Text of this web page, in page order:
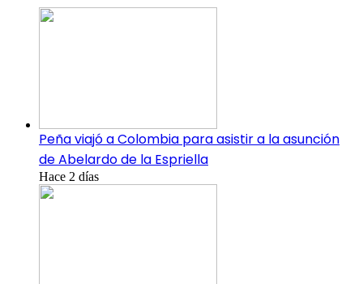
Peña viajó a Colombia para asistir a la asunción
de Abelardo de la Espriella
Hace 2 días